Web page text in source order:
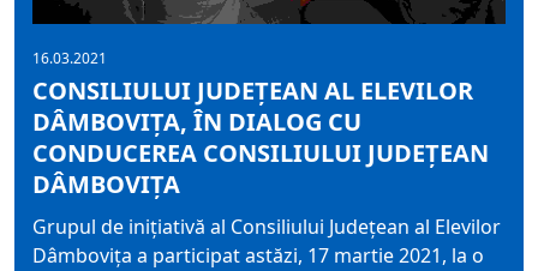
16.03.2021
CONSILIULUI JUDEȚEAN AL ELEVILOR
DÂMBOVIȚA, ÎN DIALOG CU
CONDUCEREA CONSILIULUI JUDEȚEAN
DÂMBOVIȚA
Grupul de inițiativă al Consiliului Județean al Elevilor
Dâmbovița a participat astăzi, 17 martie 2021, la o